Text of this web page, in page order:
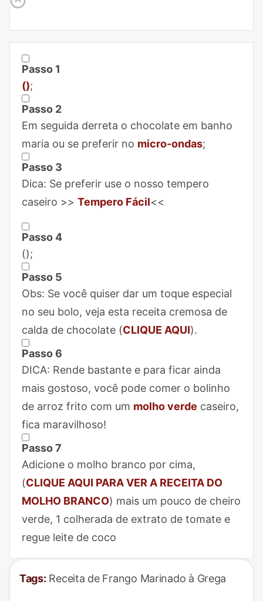
Passo 1
Marcar Passo 1 como concluído
();
Passo 2
Marcar Passo 2 como concluído
Em seguida derreta o chocolate em banho
maria ou se preferir no micro-ondas;
Passo 3
Marcar Passo 3 como concluído
Dica: Se preferir use o nosso tempero
caseiro >> Tempero Fácil<<
Passo 4
Marcar Passo 4 como concluído
();
Passo 5
Marcar Passo 5 como concluído
Obs: Se você quiser dar um toque especial
no seu bolo, veja esta receita cremosa de
calda de chocolate (CLIQUE AQUI).
Passo 6
Marcar Passo 6 como concluído
DICA: Rende bastante e para ficar ainda
mais gostoso, você pode comer o bolinho
de arroz frito com um molho verde caseiro,
fica maravilhoso!
Passo 7
Marcar Passo 7 como concluído
Adicione o molho branco por cima,
(CLIQUE AQUI PARA VER A RECEITA DO
MOLHO BRANCO) mais um pouco de cheiro
verde, 1 colherada de extrato de tomate e
regue leite de coco
Tags: Receita de Frango Marinado à Grega